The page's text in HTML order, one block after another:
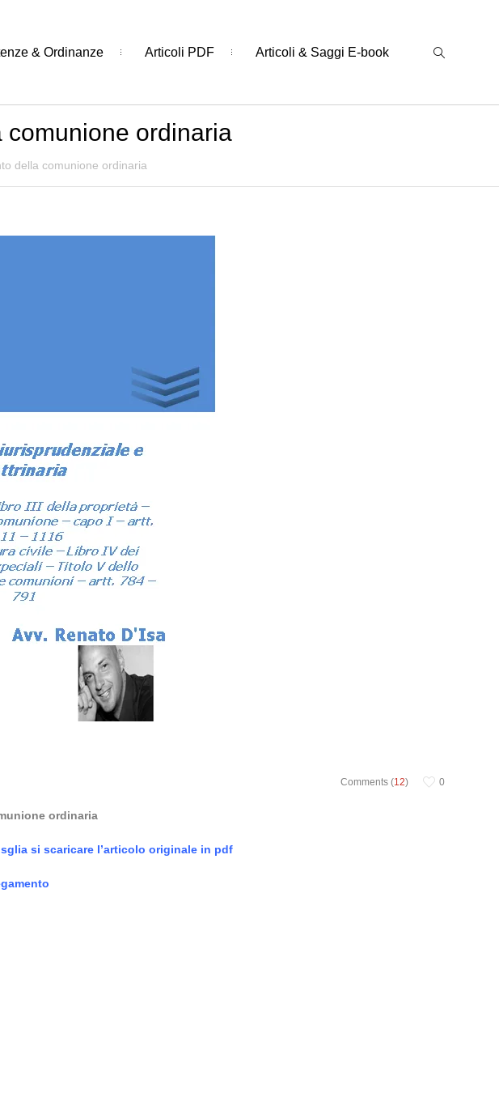
& Ordinanze Articoli PDF Articoli & Saggi E-book
ordinaria
della comunione ordinaria
Comments (12) 0
ordinaria
si scaricare l’articolo originale in pdf